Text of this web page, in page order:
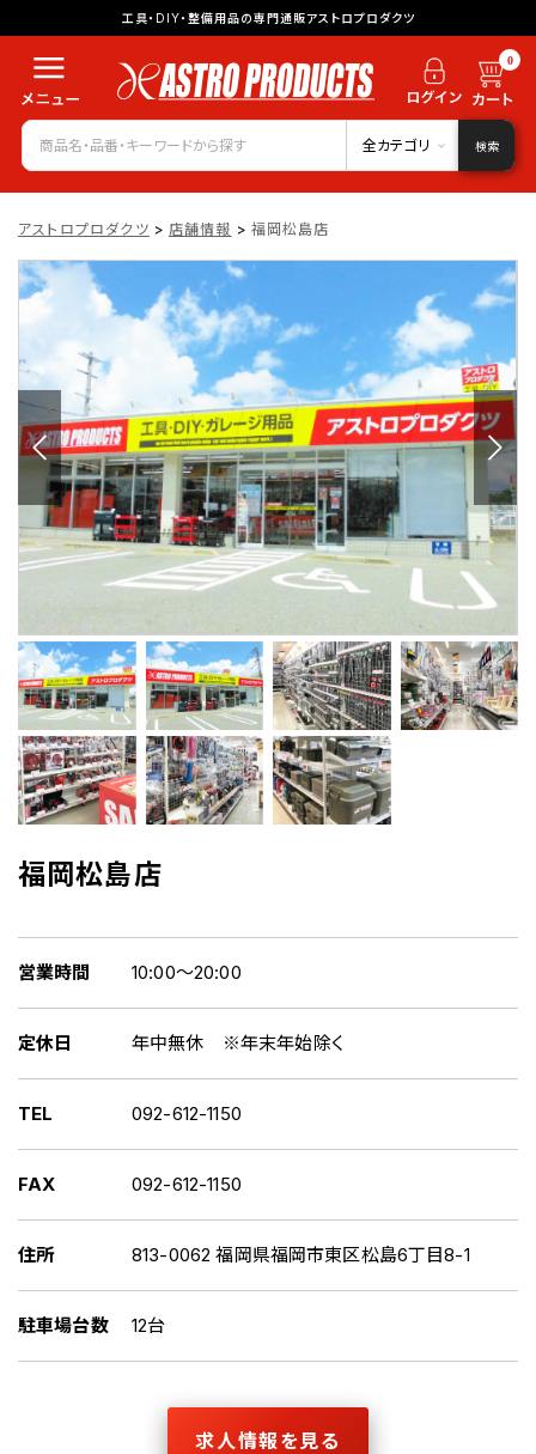
工具・DIY・整備用品の専門通販アストロプロダクツ
0
全カテゴリ 検索
アストロプロダクツ > 店舗情報 > 福岡松島店
福岡松島店
営業時間 10:00～20:00
定休日 年中無休 ※年末年始除く
TEL 092-612-1150
FAX 092-612-1150
住所 813-0062 福岡県福岡市東区松島6丁目8-1
駐車場台数 12台
求人情報を見る